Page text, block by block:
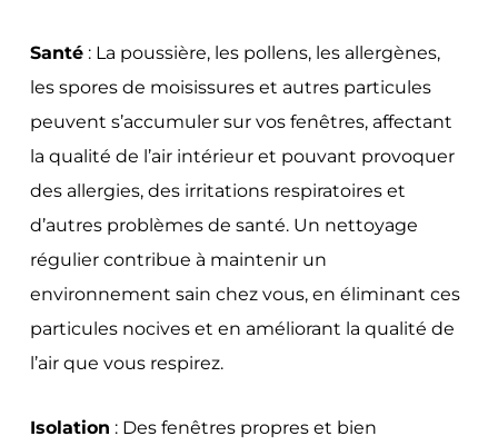
Santé: La poussière, les pollens, les allergènes,
les spores de moisissures et autres particules
peuvent s’accumuler sur vos fenêtres, affectant
la qualité de l’air intérieur et pouvant provoquer
des allergies, des irritations respiratoires et
d’autres problèmes de santé. Un nettoyage
régulier contribue à maintenir un
environnement sain chez vous, en éliminant ces
particules nocives et en améliorant la qualité de
l’air que vous respirez.
Isolation : Des fenêtres propres et bien